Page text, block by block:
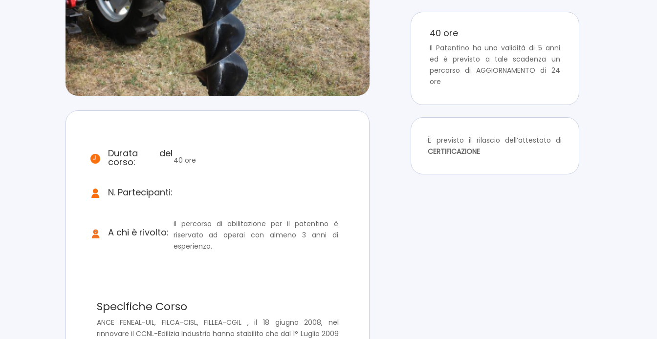
Durata del
corso: 40 ore
N. Partecipanti:
A chi è rivolto:
il percorso di abilitazione per il patentino è
riservato ad operai con almeno 3 anni di
esperienza.
Specifiche Corso
ANCE FENEAL-UIL, FILCA-CISL, FILLEA-CGIL , il 18 giugno 2008, nel
rinnovare il CCNL-Edilizia Industria hanno stabilito che dal 1° Luglio 2009
40 ore
Il Patentino ha una validità di 5 anni
ed è previsto a tale scadenza un
percorso di AGGIORNAMENTO di 24
ore
È previsto il rilascio dell’attestato di
CERTIFICAZIONE